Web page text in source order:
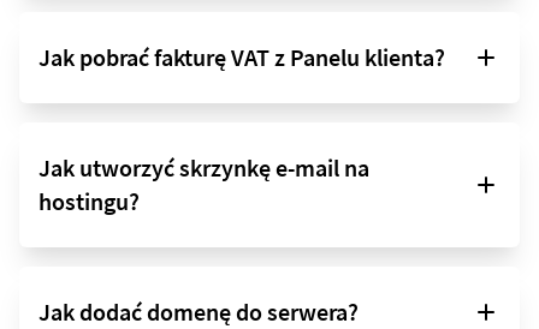
Jak pobrać fakturę VAT z Panelu klienta?
Jak utworzyć skrzynkę e-mail na
hostingu?
Jak dodać domenę do serwera?